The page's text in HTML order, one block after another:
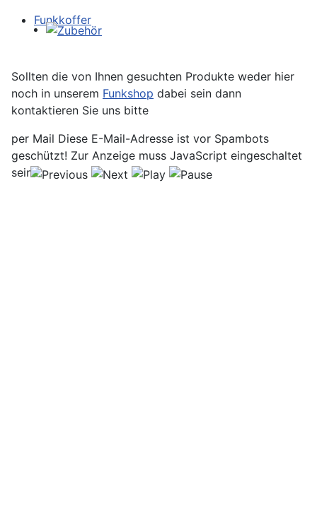
Funkkoffer
Sollten die von Ihnen gesuchten Produkte weder hier
noch in unserem Funkshop dabei sein dann
kontaktieren Sie uns bitte
per Mail Diese E-Mail-Adresse ist vor Spambots
geschützt! Zur Anzeige muss JavaScript eingeschaltet
sein!.